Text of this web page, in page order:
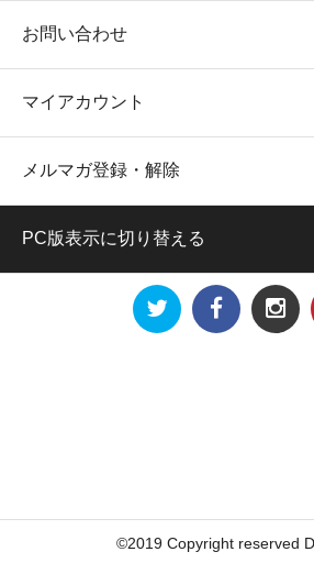
お問い合わせ
マイアカウント
メルマガ登録・解除
PC版表示に切り替える
©2019 Copyright reserved